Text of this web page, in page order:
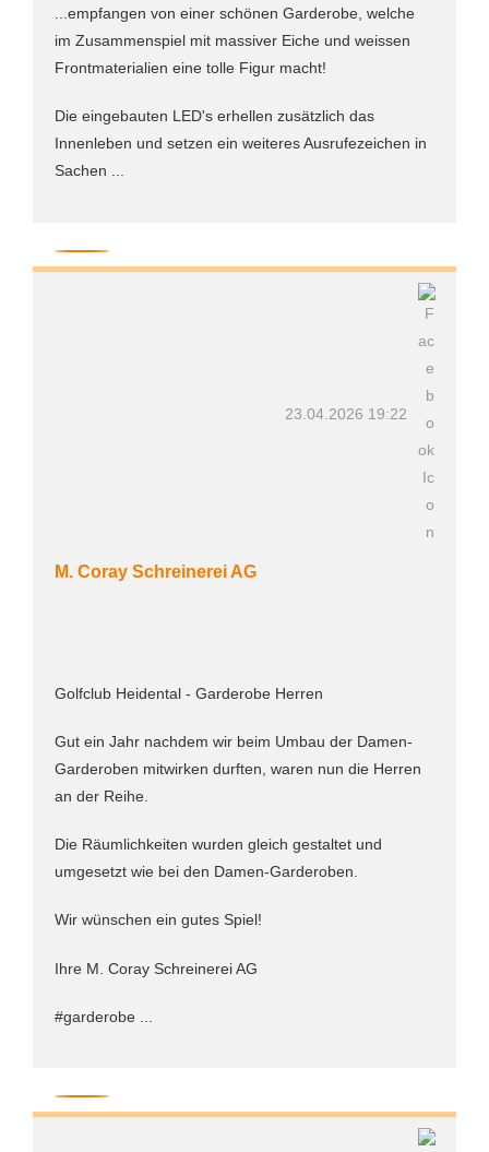
...empfangen von einer schönen Garderobe, welche
im Zusammenspiel mit massiver Eiche und weissen
Frontmaterialien eine tolle Figur macht!
Die eingebauten LED's erhellen zusätzlich das
Innenleben und setzen ein weiteres Ausrufezeichen in
Sachen ...
23.04.2026 19:22
M. Coray Schreinerei AG
Golfclub Heidental - Garderobe Herren
Gut ein Jahr nachdem wir beim Umbau der Damen-
Garderoben mitwirken durften, waren nun die Herren
an der Reihe.
Die Räumlichkeiten wurden gleich gestaltet und
umgesetzt wie bei den Damen-Garderoben.
Wir wünschen ein gutes Spiel!
Ihre M. Coray Schreinerei AG
#garderobe ...